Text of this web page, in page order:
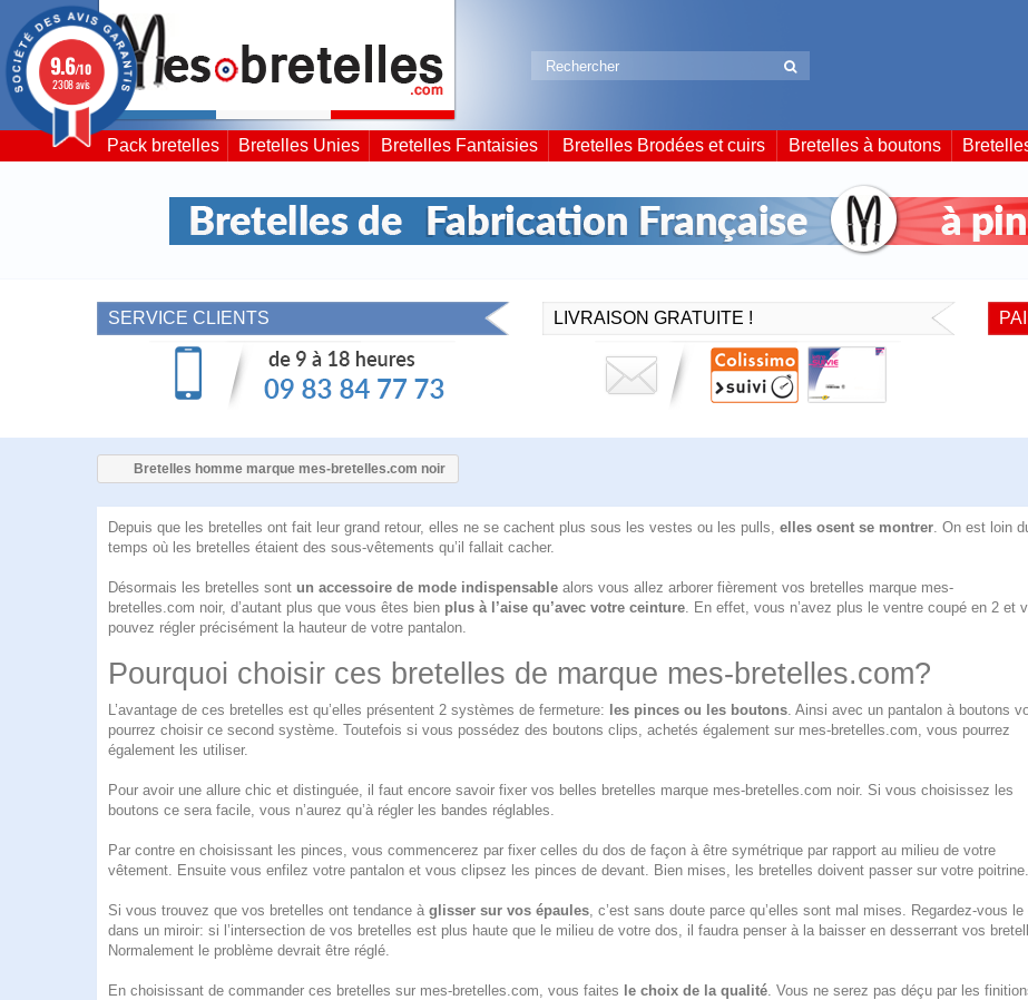
Pack bretelles Bretelles Unies Bretelles Fantaisies Bretelles Brodées et cuirs Bretelles à boutons
SERVICE CLIENTS LIVRAISON GRATUITE !
Bretelles homme marque mes-bretelles.com noir
Depuis que les bretelles ont fait leur grand retour, elles ne se cachent plus sous les vestes ou les pulls, elles osent se montrer. On est loin
temps où les bretelles étaient des sous-vêtements qu’il fallait cacher.
Désormais les bretelles sont un accessoire de mode indispensable alors vous allez arborer fièrement vos bretelles marque mes-
bretelles.com noir, d’autant plus que vous êtes bien plus à l’aise qu’avec votre ceinture. En effet, vous n’avez plus le ventre coupé en 2 et
pouvez régler précisément la hauteur de votre pantalon.
Pourquoi choisir ces bretelles de marque mes-bretelles.com?
L’avantage de ces bretelles est qu’elles présentent 2 systèmes de fermeture: les pinces ou les boutons. Ainsi avec un pantalon à boutons
pourrez choisir ce second système. Toutefois si vous possédez des boutons clips, achetés également sur mes-bretelles.com, vous pourrez
également les utiliser.
Pour avoir une allure chic et distinguée, il faut encore savoir fixer vos belles bretelles marque mes-bretelles.com noir. Si vous choisissez les
boutons ce sera facile, vous n’aurez qu’à régler les bandes réglables.
Par contre en choisissant les pinces, vous commencerez par fixer celles du dos de façon à être symétrique par rapport au milieu de votre
vêtement. Ensuite vous enfilez votre pantalon et vous clipsez les pinces de devant. Bien mises, les bretelles doivent passer sur votre poitrine.
Si vous trouvez que vos bretelles ont tendance à glisser sur vos épaules, c’est sans doute parce qu’elles sont mal mises. Regardez-vous le
dans un miroir: si l’intersection de vos bretelles est plus haute que le milieu de votre dos, il faudra penser à la baisser en desserrant vos
Normalement le problème devrait être réglé.
En choisissant de commander ces bretelles sur mes-bretelles.com, vous faites le choix de la qualité. Vous ne serez pas déçu par les
9.6/10
2308 avis